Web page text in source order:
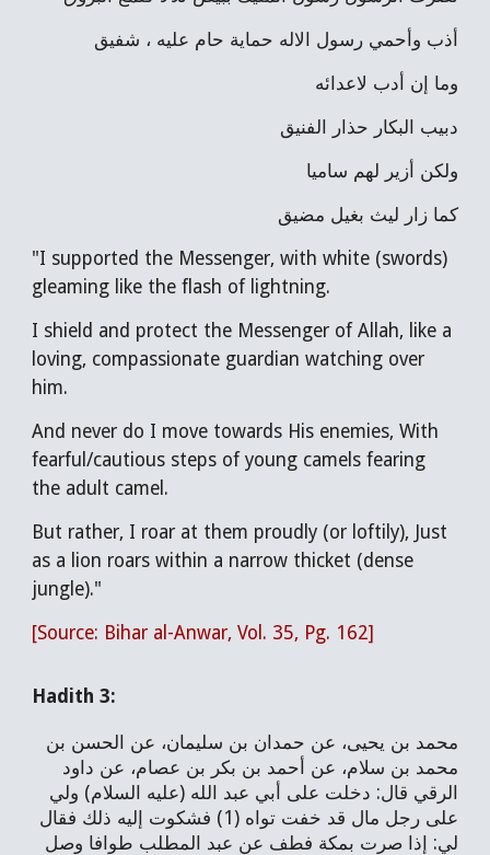
أذب وأحمي رسول الاله حماية حام عليه ، شفيق
وما إن أدب لاعدائه
دبيب البكار حذار الفنيق
ولكن أزير لهم ساميا
كما زار ليث بغيل مضيق
"I supported the Messenger, with white (swords)
gleaming like the flash of lightning.
I shield and protect the Messenger of Allah, like a
loving, compassionate guardian watching over
him.
And never do I move towards His enemies, With
fearful/cautious steps of young camels fearing
the adult camel.
But rather, I roar at them proudly (or loftily), Just
as a lion roars within a narrow thicket (dense
jungle)."
[Source: Bihar al-Anwar, Vol. 35, Pg. 162]
Hadith 3:
محمد بن يحيى، عن حمدان بن سليمان، عن الحسن بن
محمد بن سلام، عن أحمد بن بكر بن عصام، عن داود
الرقي قال: دخلت على أبي عبد الله (عليه السلام) ولي
على رجل مال قد خفت تواه (1) فشكوت إليه ذلك فقال
لي: إذا صرت بمكة فطف عن عبد المطلب طوافا وصل